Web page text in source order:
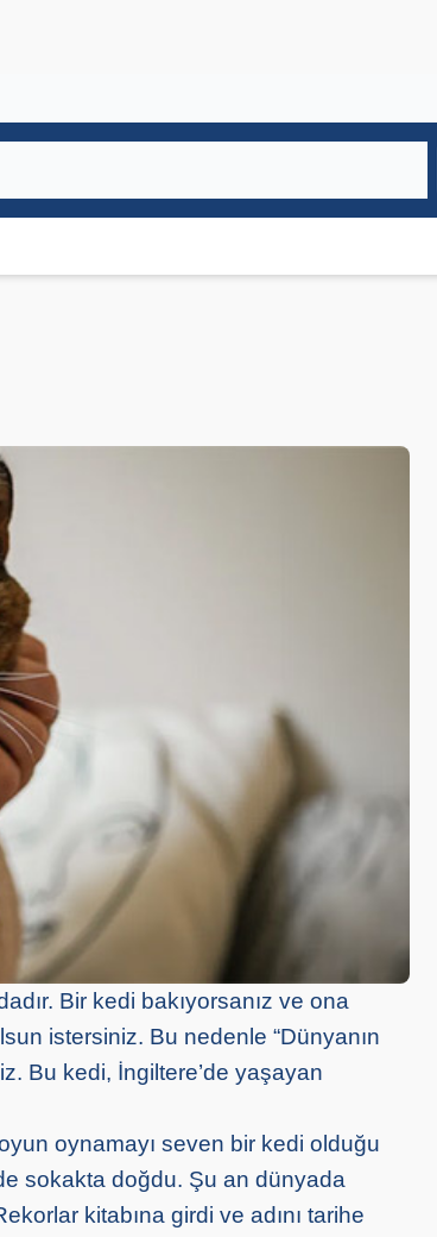
Bir kedi bakıyorsanız ve ona
istersiniz. Bu nedenle “Dünyanın
Bu kedi, İngiltere’de yaşayan
oynamayı seven bir kedi olduğu
sokakta doğdu. Şu an dünyada
kitabına girdi ve adını tarihe